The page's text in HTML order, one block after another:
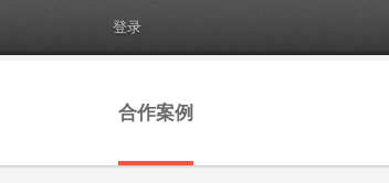
登录
合作案例